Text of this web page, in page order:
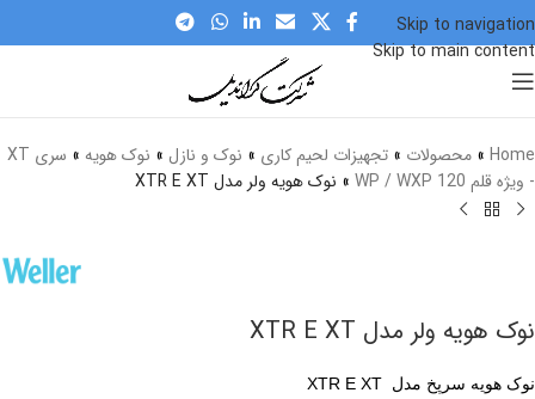
Skip to navigation
Skip to main content
برای بزرگنمایی کلیک کنید
Home
» محصولات » تجهیزات لحیم کاری » نوک و نازل » نوک هویه »
سری XT
- ویژه قلم WP / WXP 120
» نوک هویه ولر مدل XTR E XT
نوک هویه ولر مدل XTR E XT
نوک هویه سرپخ مدل XTR E XT